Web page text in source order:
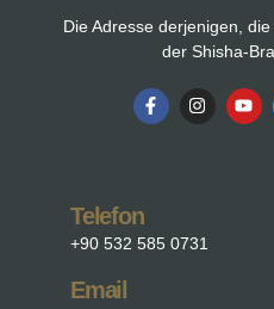
Die Adresse derjenigen,
der Shisha-
Telefon
+90 532 585 0731
Email